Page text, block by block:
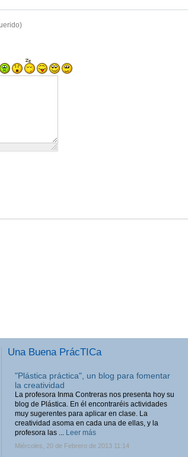
Una Buena PrácTICa
"Plástica práctica", un blog para fomentar
la creatividad
La profesora Inma Contreras nos presenta hoy su
blog de Plástica. En él encontraréis actividades
muy sugerentes para aplicar en clase. La
creatividad asoma en cada una de ellas, y la
profesora las ... Leer más
Miércoles, 20 de Febrero de 2013 11:14